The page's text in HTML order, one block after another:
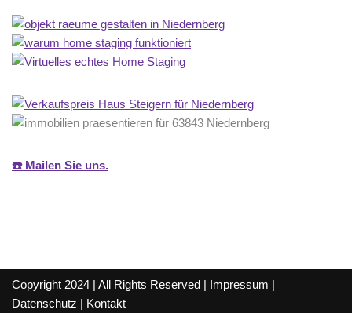
☎️ Mailen Sie uns.
Copyright 2024 | All Rights Reserved | Impressum |
Datenschutz | Kontakt